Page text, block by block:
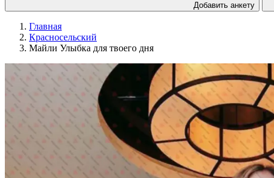
Добавить анкету
Главная
Красносельский
Майли Улыбка для твоего дня